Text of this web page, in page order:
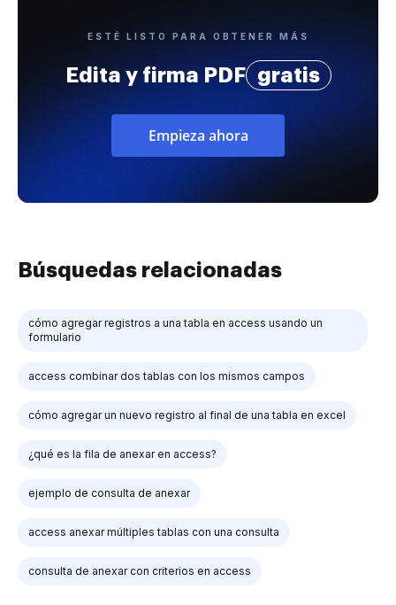
ESTÉ LISTO PARA OBTENER MÁS
Edita y firma PDF gratis
Empieza ahora
Búsquedas relacionadas
cómo agregar registros a una tabla en access usando un
formulario
access combinar dos tablas con los mismos campos
cómo agregar un nuevo registro al final de una tabla en excel
¿qué es la fila de anexar en access?
ejemplo de consulta de anexar
access anexar múltiples tablas con una consulta
consulta de anexar con criterios en access